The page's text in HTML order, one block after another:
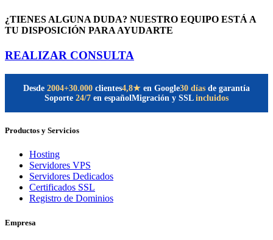
¿TIENES ALGUNA DUDA? NUESTRO EQUIPO ESTÁ A
TU DISPOSICIÓN PARA AYUDARTE
REALIZAR CONSULTA
Desde 2004+30.000 clientes4,8★ en Google30 días de garantía
Soporte 24/7 en españolMigración y SSL incluidos
Productos y Servicios
Hosting
Servidores VPS
Servidores Dedicados
Certificados SSL
Registro de Dominios
Empresa